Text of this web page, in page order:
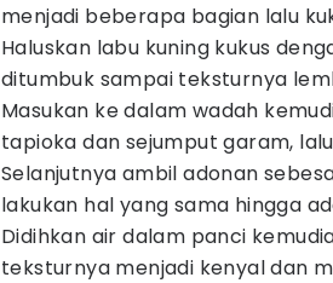
menjadi beberapa bagian lalu
Haluskan labu kuning kukus
ditumbuk sampai teksturnya
Masukan ke dalam wadah
tapioka dan sejumput garam,
Selanjutnya ambil adonan
lakukan hal yang sama hingga
Didihkan air dalam panci
teksturnya menjadi kenyal dan